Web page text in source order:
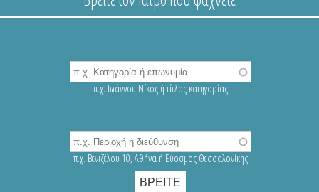
π.χ. Ιωάννου Νίκος ή τίτλος κατηγορίας
π.χ. Βενιζέλου 10, Αθήνα ή Εύοσμος Θεσσαλονίκης